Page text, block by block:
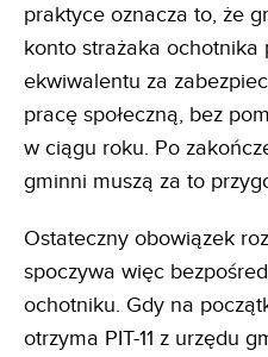
praktyce oznacza to, że
konto strażaka ochotnika
ekwiwalentu za
pracę społeczną, bez
w ciągu roku. Po
gminni muszą za to
Ostateczny obowiązek
spoczywa więc
ochotniku. Gdy na
otrzyma PIT-11 z urzędu